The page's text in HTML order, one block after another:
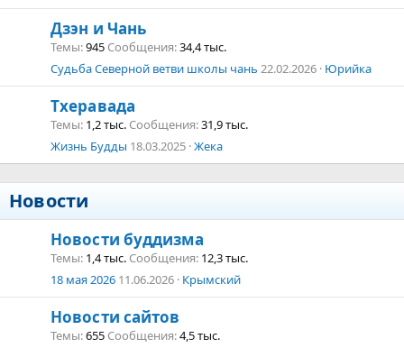
Дзэн и Чань
Темы 945 Сообщения 34,4 тыс.
Судьба Северной ветви школы чань 22.02.2026 Юрийка
Тхеравада
Темы 1,2 тыс. Сообщения 31,9 тыс.
Жизнь Будды 18.03.2025 Жека
Новости
Новости буддизма
Темы 1,4 тыс. Сообщения 12,3 тыс.
18 мая 2026 11.06.2026 Крымский
Новости сайтов
Темы 655 Сообщения 4,5 тыс.